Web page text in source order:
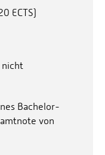
Gerätebau,
ECTS)
nicht
Bachelor-
von